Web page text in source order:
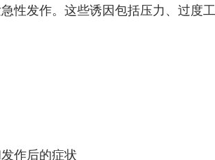
性发作。这些诱因包括压力、过度工
作后的症状